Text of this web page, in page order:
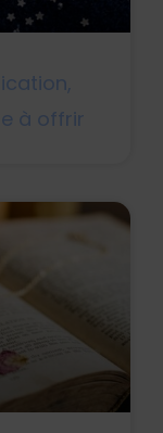
à offrir